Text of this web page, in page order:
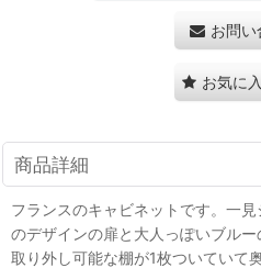
お問い
お気に
商品詳細
フランスのキャビネットです。一
のデザインの扉と大人っぽいブル
取り外し可能な棚が1枚ついていて